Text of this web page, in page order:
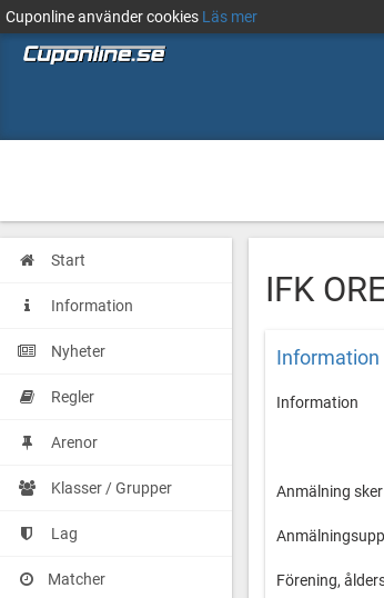
Cuponline använder cookies Läs mer
Start
Information
Nyheter
Regler
Arenor
Klasser / Grupper
Lag
Matcher
IFK
Information
Information
Anmälning
Förening,